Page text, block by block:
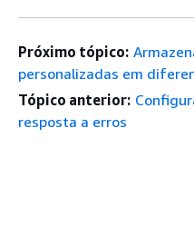
Próximo tópico:
personalizadas em
Tópico anterior:
resposta a erros